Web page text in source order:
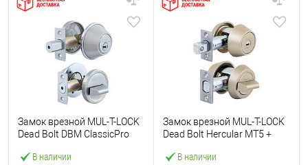
В наличии
Замок врезной MUL-T-LOCK
Dead Bolt DBM ClassicPro
В наличии
Замок врезной MUL-T-LOCK
Dead Bolt Hercular MT5 +
никель